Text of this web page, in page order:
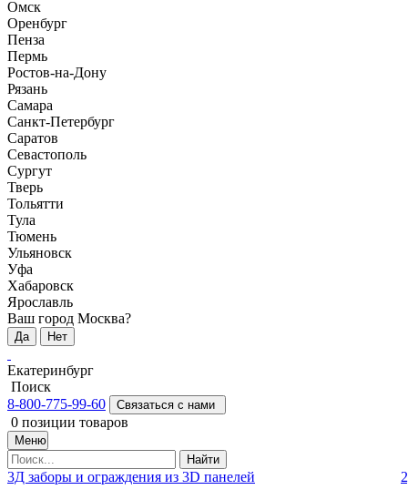
Омск
Оренбург
Пенза
Пермь
Ростов-на-Дону
Рязань
Самара
Санкт-Петербург
Саратов
Севастополь
Сургут
Тверь
Тольятти
Тула
Тюмень
Ульяновск
Уфа
Хабаровск
Ярославль
Ваш город Москва?
Да Нет
Екатеринбург
Поиск
8-800-775-99-60
Связаться с нами
0 позиции товаров
Меню
Найти
3Д заборы и ограждения из 3D панелей